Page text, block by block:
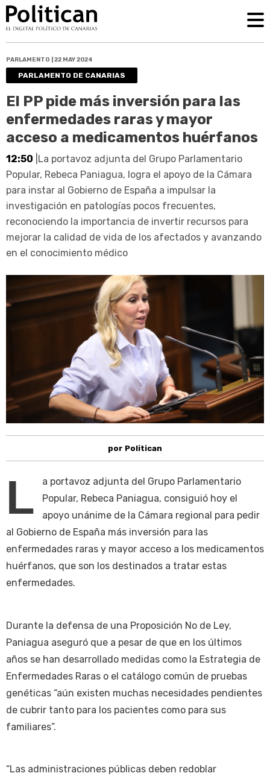
PARLAMENTO | 22 MAY 2024
PARLAMENTO DE CANARIAS
El PP pide más inversión para las
enfermedades raras y mayor
acceso a medicamentos huérfanos
12:50 |La portavoz adjunta del Grupo Parlamentario
Popular, Rebeca Paniagua, logra el apoyo de la Cámara
para instar al Gobierno de España a impulsar la
investigación en patologías pocos frecuentes,
reconociendo la importancia de invertir recursos para
mejorar la calidad de vida de los afectados y avanzando
en el conocimiento médico
por Politican
L
a portavoz adjunta del Grupo Parlamentario
Popular, Rebeca Paniagua, consiguió hoy el
apoyo unánime de la Cámara regional para pedir
al Gobierno de España más inversión para las
enfermedades raras y mayor acceso a los medicamentos
huérfanos, que son los destinados a tratar estas
enfermedades.
Durante la defensa de una Proposición No de Ley,
Paniagua aseguró que a pesar de que en los últimos
años se han desarrollado medidas como la Estrategia de
Enfermedades Raras o el catálogo común de pruebas
genéticas “aún existen muchas necesidades pendientes
de cubrir tanto para los pacientes como para sus
familiares”.
“Las administraciones públicas deben redoblar